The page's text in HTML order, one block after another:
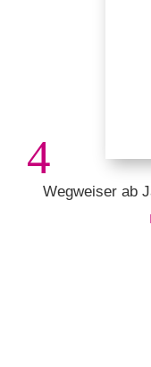
Wegweiser ab